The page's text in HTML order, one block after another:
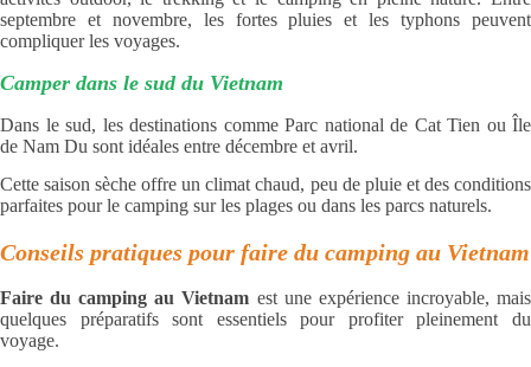
septembre et novembre, les fortes pluies et les typhons peuvent
compliquer les voyages.
Camper dans le sud du Vietnam
Dans le sud, les destinations comme Parc national de Cat Tien ou Île
de Nam Du sont idéales entre décembre et avril.
Cette saison sèche offre un climat chaud, peu de pluie et des conditions
parfaites pour le camping sur les plages ou dans les parcs naturels.
Conseils pratiques pour faire du camping au Vietnam
Faire du camping au Vietnam est une expérience incroyable, mais
quelques préparatifs sont essentiels pour profiter pleinement du
voyage.